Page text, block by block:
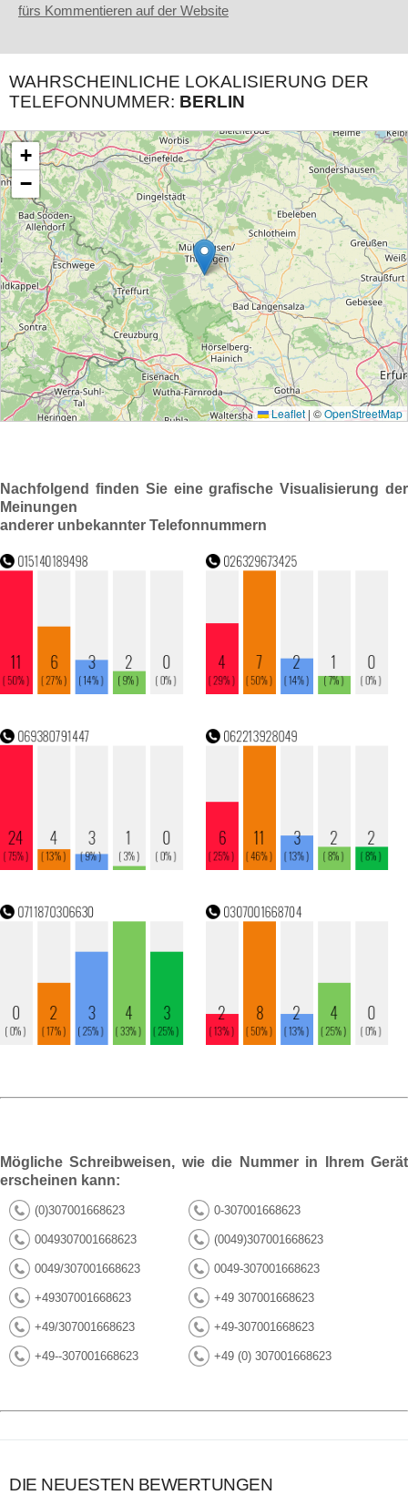
fürs Kommentieren auf der Website
WAHRSCHEINLICHE LOKALISIERUNG DER
TELEFONNUMMER: BERLIN
Nachfolgend finden Sie eine grafische Visualisierung der
Meinungen
anderer unbekannter Telefonnummern
Mögliche Schreibweisen, wie die Nummer in Ihrem Gerät
erscheinen kann:
(0)307001668623 0-307001668623
0049307001668623 (0049)307001668623
0049/307001668623 0049-307001668623
+49307001668623 +49 307001668623
+49/307001668623 +49-307001668623
+49--307001668623 +49 (0) 307001668623
DIE NEUESTEN BEWERTUNGEN